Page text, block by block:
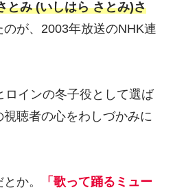
とみ (いしはら さとみ)さ
が、2003年放送のNHK連
インの冬子役として選ば
聴者の心をわしづかみに
か。
「歌って踊るミュー